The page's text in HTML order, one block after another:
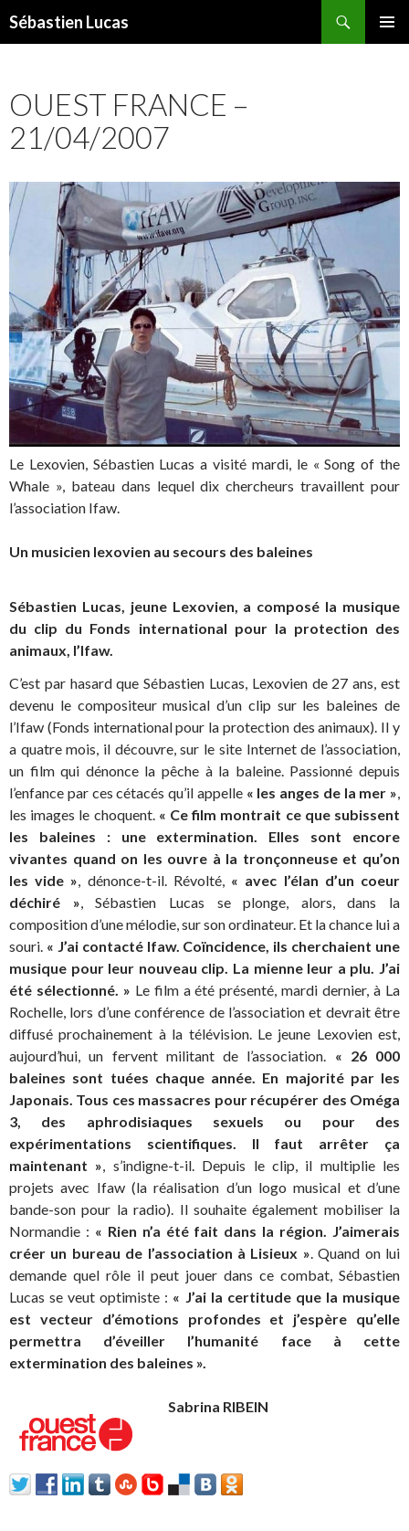
Sébastien Lucas
OUEST FRANCE –
21/04/2007
Le Lexovien, Sébastien Lucas a visité mardi, le « Song of the
Whale », bateau dans lequel dix chercheurs travaillent pour
l’association Ifaw.
Un musicien lexovien au secours des baleines
Sébastien Lucas, jeune Lexovien, a composé la musique
du clip du Fonds international pour la protection des
animaux, l’Ifaw.
C’est par hasard que Sébastien Lucas, Lexovien de 27 ans, est
devenu le compositeur musical d’un clip sur les baleines de
l’Ifaw (Fonds international pour la protection des animaux). Il y
a quatre mois, il découvre, sur le site Internet de l’association,
un film qui dénonce la pêche à la baleine. Passionné depuis
l’enfance par ces cétacés qu’il appelle « les anges de la mer »
les images le choquent. « Ce film montrait ce que subissent
les baleines
: une extermination. Elles sont encore
vivantes quand on les ouvre à la tronçonneuse et qu’on
les vide » , dénonce-t-il. Révolté, « avec l’élan d’un coeur
déchiré
» , Sébastien Lucas se plonge, alors, dans la
composition d’une mélodie, sur son ordinateur. Et la chance lui a
souri. « J’ai contacté Ifaw. Coïncidence, ils cherchaient une
musique pour leur nouveau clip. La mienne leur a plu. J’ai
été sélectionné. » Le film a été présenté, mardi dernier, à La
Rochelle, lors d’une conférence de l’association et devrait être
diffusé prochainement à la télévision. Le jeune Lexovien est,
aujourd’hui, un fervent militant de l’association. « 26 000
baleines sont tuées chaque année. En majorité par les
Japonais. Tous ces massacres pour récupérer des Oméga
3, des aphrodisiaques sexuels ou pour des
expérimentations scientifiques. Il faut arrêter ça
maintenant » , s’indigne-t-il. Depuis le clip, il multiplie les
projets avec Ifaw (la réalisation d’un logo musical et d’une
bande-son pour la radio). Il souhaite également mobiliser la
Normandie : « Rien n’a été fait dans la région. J’aimerais
créer un bureau de l’association à Lisieux » . Quand on lui
demande quel rôle il peut jouer dans ce combat, Sébastien
Lucas se veut optimiste : « J’ai la certitude que la musique
est vecteur d’émotions profondes et j’espère qu’elle
permettra d’éveiller l’humanité face à cette
extermination des baleines ».
Sabrina RIBEIN